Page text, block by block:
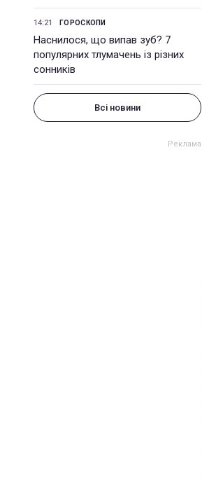
14:21 ГОРОСКОПИ
Наснилося, що випав зуб? 7
популярних тлумачень із різних
сонників
Всі новини